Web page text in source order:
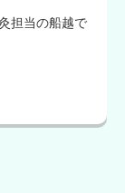
担当の船越で